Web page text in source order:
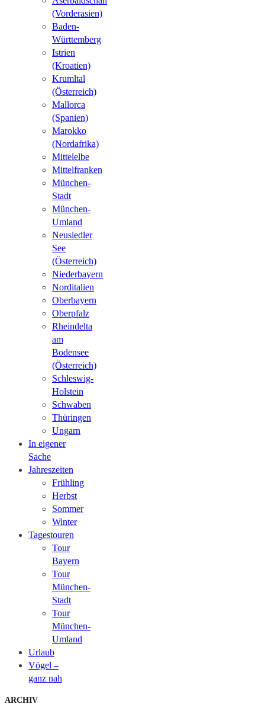
(Vorderasien)
Baden-
Württemberg
Istrien
(Kroatien)
Krumltal
(Österreich)
Mallorca
(Spanien)
Marokko
(Nordafrika)
Mittelelbe
Mittelfranken
München-
Stadt
München-
Umland
Neusiedler
See
(Österreich)
Niederbayern
Norditalien
Oberbayern
Oberpfalz
Rheindelta
am
Bodensee
(Österreich)
Schleswig-
Holstein
Schwaben
Thüringen
Ungarn
In eigener
Sache
Jahreszeiten
Frühling
Herbst
Sommer
Winter
Tagestouren
Tour
Bayern
Tour
München-
Stadt
Tour
München-
Umland
Urlaub
Vögel –
ganz nah
ARCHIV